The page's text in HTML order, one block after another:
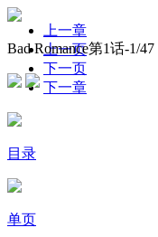
Bad Romance第1话-1/47
上一章
上一页
下一页
下一章
目录
单页